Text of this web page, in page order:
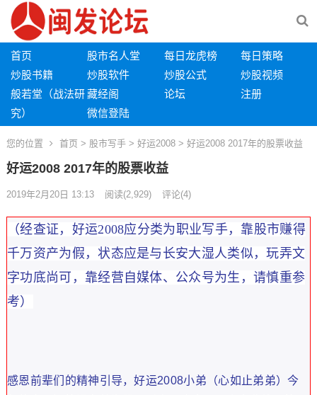
首页 股市名人堂 每日龙虎榜
每日策略
炒股书籍
炒股软件 炒股公式
炒股视频
般若堂（战法研
究）
藏经阁 论坛
注册
微信登陆
您的位置 首页 > 股市写手> 好运2008 > 好运2008 2017年的股票收益
好运2008 2017年的股票收益
2019年2月20日 13:13 阅读(2,929) 评论(4)
（经查证，好运2008应分类为职业写手，靠股市赚得
千万资产为假，状态应是与长安大湿人类似，玩弄文
字功底尚可，靠经营自媒体、公众号为生，请慎重参
考）
感恩前辈们的精神引导，好运2008小弟（心如止弟弟）今